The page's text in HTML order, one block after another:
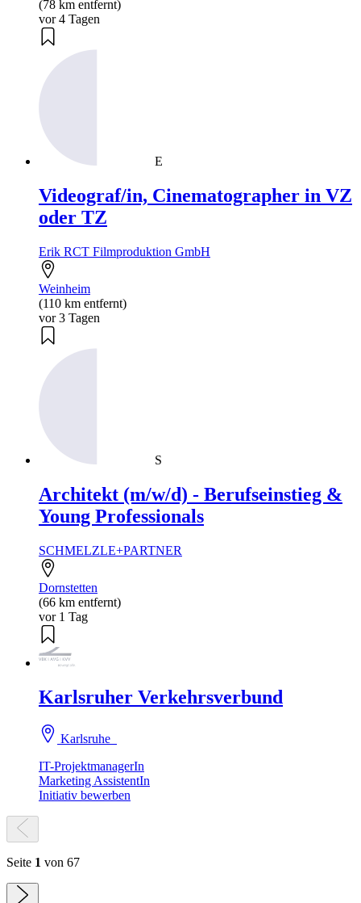
(78 km entfernt)
vor 4 Tagen
E
Videograf/in, Cinematographer in VZ
oder TZ
Erik RCT Filmproduktion GmbH
Weinheim
(110 km entfernt)
vor 3 Tagen
S
Architekt (m/w/d) - Berufseinstieg &
Young Professionals
SCHMELZLE+PARTNER
Dornstetten
(66 km entfernt)
vor 1 Tag
Karlsruher Verkehrsverbund
Karlsruhe
IT-ProjektmanagerIn
Marketing AssistentIn
Initiativ bewerben
Seite 1 von 67